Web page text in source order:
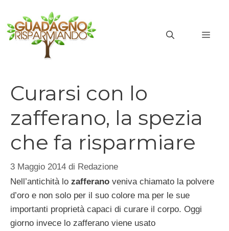
contenuto
Curarsi con lo
zafferano, la spezia
che fa risparmiare
3 Maggio 2014 di Redazione
Nell’antichità lo zafferano veniva chiamato la polvere
d’oro e non solo per il suo colore ma per le sue
importanti proprietà capaci di curare il corpo. Oggi
giorno invece lo zafferano viene usato